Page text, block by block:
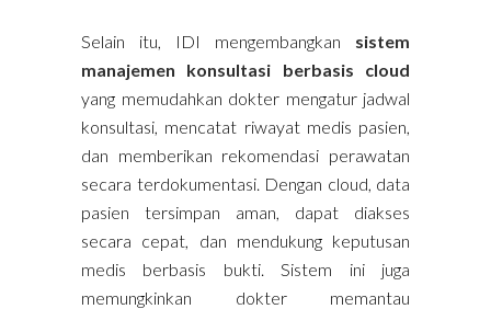
Selain itu, IDI mengembangkan sistem
manajemen konsultasi berbasis cloud
yang memudahkan dokter mengatur jadwal
konsultasi, mencatat riwayat medis pasien,
dan memberikan rekomendasi perawatan
secara terdokumentasi. Dengan cloud, data
pasien tersimpan aman, dapat diakses
secara cepat, dan mendukung keputusan
medis berbasis bukti. Sistem ini juga
memungkinkan dokter memantau